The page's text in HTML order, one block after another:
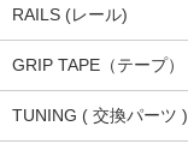
RAILS (レール)
GRIP TAPE（テープ）
TUNING ( 交換パーツ )